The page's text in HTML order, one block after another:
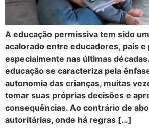
A educação permissiva tem sido
acalorado entre educadores, pais e
especialmente nas últimas
educação se caracteriza pela
autonomia das crianças, muitas
tomar suas próprias decisões e
consequências. Ao contrário de
autoritárias, onde há regras […]